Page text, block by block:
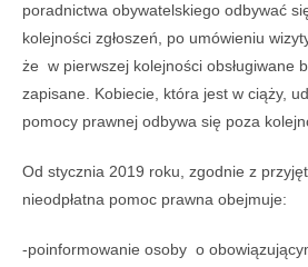
poradnictwa obywatelskiego odbywać
kolejności zgłoszeń, po umówieniu
że w pierwszej kolejności obsługiwane
zapisane. Kobiecie, która jest w ciąży,
pomocy prawnej odbywa się poza
Od stycznia 2019 roku, zgodnie z
nieodpłatna pomoc prawna obejmuje:
-poinformowanie osoby o